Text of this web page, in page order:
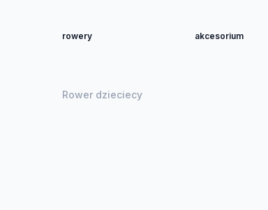
rowery
Rower dzieciecy
akcesorium